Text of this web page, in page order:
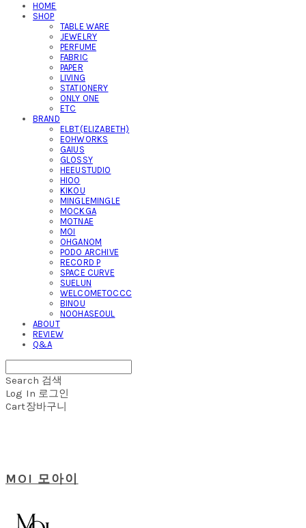
HOME
SHOP
TABLE WARE
JEWELRY
PERFUME
FABRIC
PAPER
LIVING
STATIONERY
ONLY ONE
ETC
BRAND
ELBT(ELIZABETH)
EOHWORKS
GAIUS
GLOSSY
HEEUSTUDIO
HIOO
KIKOU
MINGLEMINGLE
MOCKGA
MOTNAE
MOI
OHGANOM
PODO ARCHIVE
RECORD P
SPACE CURVE
SUELUN
WELCOMETOCCC
BINOU
NOOHASEOUL
ABOUT
REVIEW
Q&A
Search 검색
Log In 로그인
Cart장바구니
MOI 모아이